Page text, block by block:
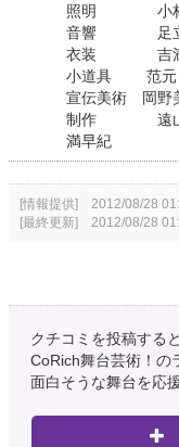
照明 小林愛
音響 足立優
衣装 吉満
小道具 范元
宣伝美術 岡
制作 遠山龍
満早紀
[情報提供] 2012/08/28
[最終更新] 2012/08/28
クチコミを投稿すると
CoRich舞台芸術！の
面白そうな舞台を応